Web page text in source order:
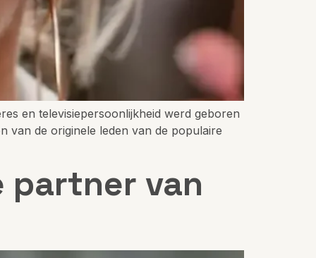
en televisiepersoonlijkheid werd geboren
van de originele leden van de populaire
partner van